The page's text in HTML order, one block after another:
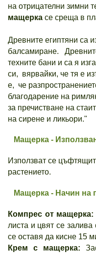
на отрицателни зимни
мащерка се среща в
Древните египтяни са
балсамиране.
техните бани и са я
си, вярвайки, че тя е
е, че
благодарение на
за пречистване на
на сирене и ликьори."
Мащерка -
Използват се
растението.
Мащерка - Начин на
Компрес от мащерка:
листа и цвят се
се оставя да кисне 15
Крем с мащерка: